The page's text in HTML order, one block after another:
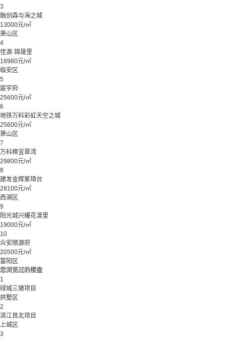
3
融创森与海之城
13000元/㎡
萧山区
4
佳源·锦晟里
18980元/㎡
临安区
5
宸宇府
25600元/㎡
6
地铁万科彩虹天空之城
25600元/㎡
萧山区
7
万科樟宜翠湾
29800元/㎡
8
建发金辉紫璋台
28100元/㎡
西湖区
9
阳光城兴耀花漾里
19000元/㎡
10
众安顺源府
20500元/㎡
富阳区
您浏览过的楼盘
1
绿城三塘项目
拱墅区
2
滨江艮北项目
上城区
3